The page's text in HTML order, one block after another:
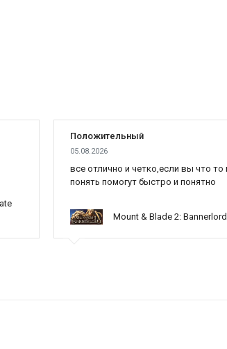
Положительный
05.08.2026
все отлично и четко,если вы что
понять помогут быстро и понятно
Mount & Blade 2: Bannerlord